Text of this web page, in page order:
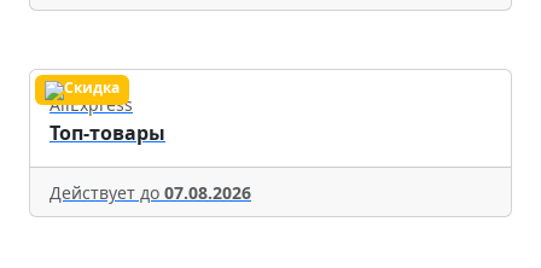
AliExpress
Топ-товары
Действует до 07.08.2026